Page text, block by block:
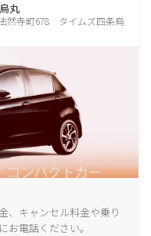
丸
然寺町678 タイムズ四条烏
、キャンセル料金や乗り
電話ください。